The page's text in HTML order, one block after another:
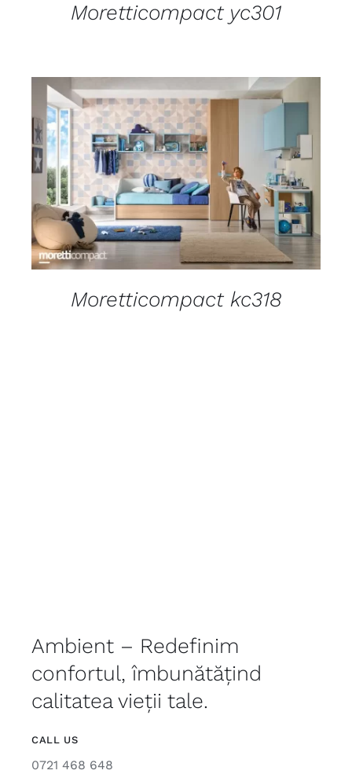
Moretticompact yc301
DETAILS
Moretticompact kc318
Ambient – Redefinim
confortul, îmbunătățind
calitatea vieții tale.
CALL US
0721 468 648